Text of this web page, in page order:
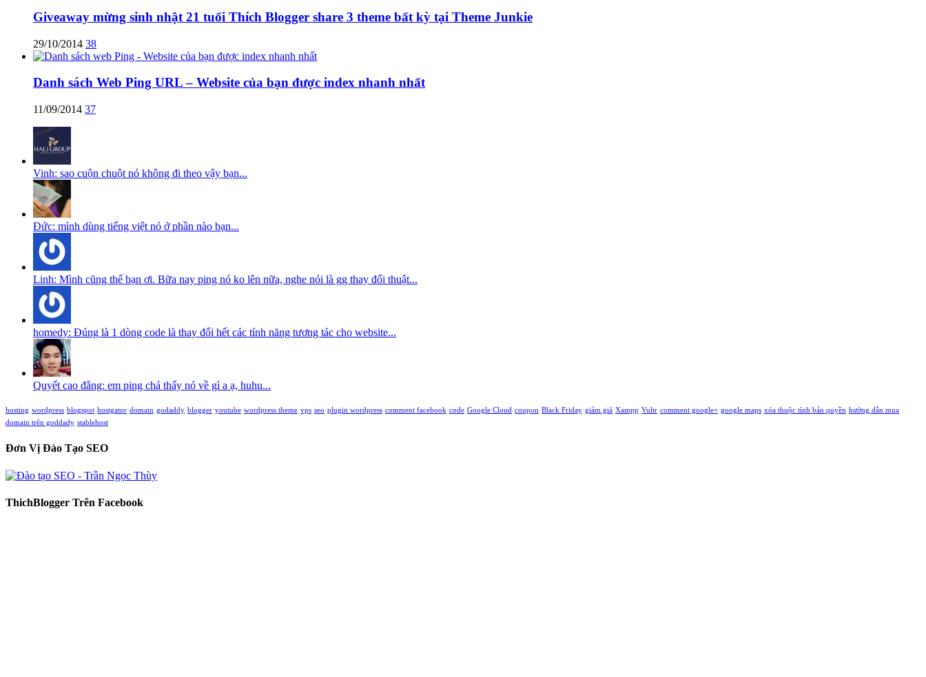
Giveaway mừng sinh nhật 21 tuổi Thích Blogger share 3 theme bất kỳ tại Theme Junkie
29/10/2014 38
Danh sách Web Ping URL – Website của bạn được index nhanh nhất
11/09/2014 37
Vinh: sao cuộn chuột nó không đi theo vậy bạn...
Đức: mình dùng tiếng việt nó ở phần nào bạn...
Linh: Mình cũng thế bạn ơi. Bữa nay ping nó ko lên nữa, nghe nói là gg thay đổi thuật...
homedy: Đúng là 1 dòng code là thay đổi hết các tính năng tương tác cho website...
Quyết cao đẳng: em ping chả thấy nó về gì a ạ, huhu...
hosting wordpress blogspot hostgator domain godaddy blogger youtube wordpress theme vps seo plugin wordpress comment facebook code Google Cloud coupon Black Friday giảm giá Xampp Vultr comment google+ google maps xóa thuộc tính bản quyền hướng dẫn mua
domain trên goddady stablehost
Đơn Vị Đào Tạo SEO
ThichBlogger Trên Facebook